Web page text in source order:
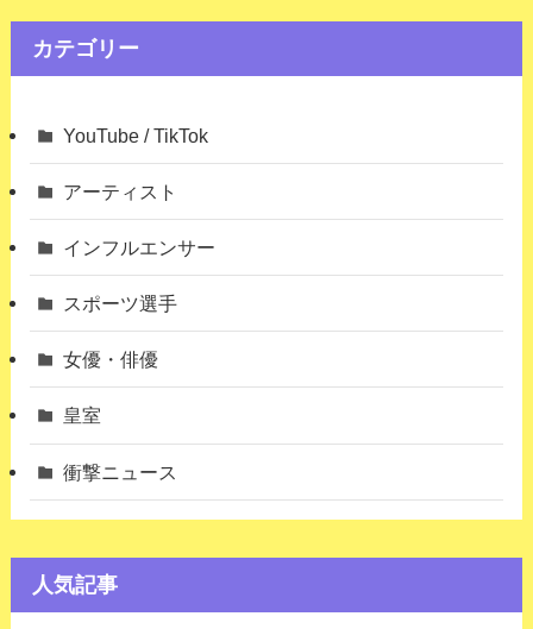
カテゴリー
YouTube / TikTok
アーティスト
インフルエンサー
スポーツ選手
女優・俳優
皇室
衝撃ニュース
人気記事